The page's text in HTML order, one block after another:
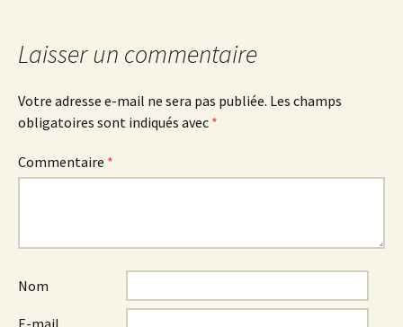
articles
Laisser un commentaire
Votre adresse e-mail ne sera pas publiée. Les champs
obligatoires sont indiqués avec *
Commentaire *
Nom
E-mail